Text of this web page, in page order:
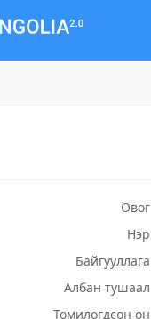
Овог
Нэр
Байгууллага
Албан тушаал
Томилогдсон он